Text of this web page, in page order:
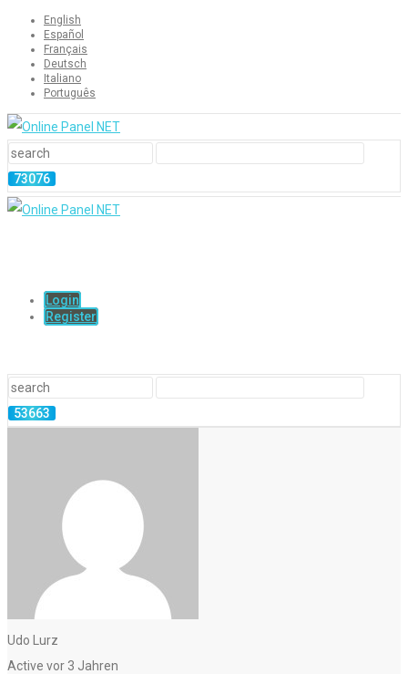
English
Español
Français
Deutsch
Italiano
Português
Login
Register
Udo Lurz
Active vor 3 Jahren